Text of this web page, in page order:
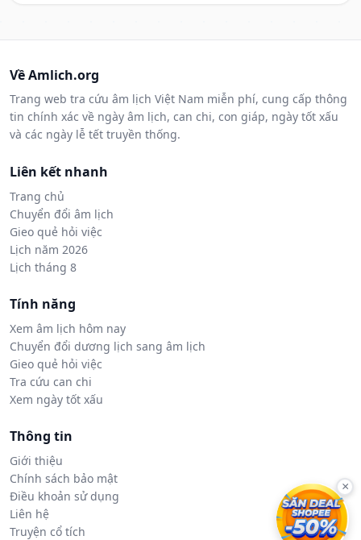
Về Amlich.org
Trang web tra cứu âm lịch Việt Nam miễn phí, cung cấp thông
tin chính xác về ngày âm lịch, can chi, con giáp, ngày tốt xấu
và các ngày lễ tết truyền thống.
Liên kết nhanh
Trang chủ
Chuyển đổi âm lịch
Gieo quẻ hỏi việc
Lịch năm 2026
Lịch tháng 8
Tính năng
Xem âm lịch hôm nay
Chuyển đổi dương lịch sang âm lịch
Gieo quẻ hỏi việc
Tra cứu can chi
Xem ngày tốt xấu
Thông tin
Giới thiệu
Chính sách bảo mật
Điều khoản sử dụng
Liên hệ
Truyện cổ tích
×